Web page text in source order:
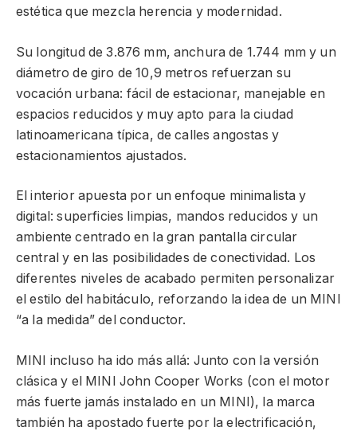
estética que mezcla herencia y modernidad.
Su longitud de 3.876 mm, anchura de 1.744 mm y un
diámetro de giro de 10,9 metros refuerzan su
vocación urbana: fácil de estacionar, manejable en
espacios reducidos y muy apto para la ciudad
latinoamericana típica, de calles angostas y
estacionamientos ajustados.
El interior apuesta por un enfoque minimalista y
digital: superficies limpias, mandos reducidos y un
ambiente centrado en la gran pantalla circular
central y en las posibilidades de conectividad. Los
diferentes niveles de acabado permiten personalizar
el estilo del habitáculo, reforzando la idea de un MINI
“a la medida” del conductor.
MINI incluso ha ido más allá: Junto con la versión
clásica y el MINI John Cooper Works (con el motor
más fuerte jamás instalado en un MINI), la marca
también ha apostado fuerte por la electrificación,